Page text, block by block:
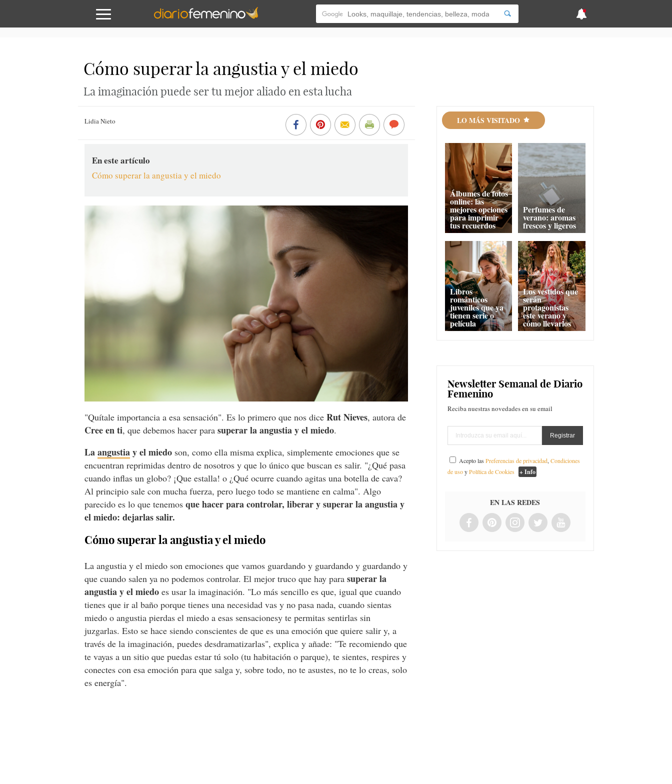
Cómo superar la angustia y el miedo
La imaginación puede ser tu mejor aliado en esta lucha
Lidia Nieto
En este artículo
Cómo superar la angustia y el miedo
"Quítale importancia a esa sensación". Es lo primero que nos diceRut Nieves, autora de
Cree en ti, que debemos hacer parasuperar la angustia y el miedo.
Laangustiay el miedo son, como ella misma explica, simplemente emociones que se
encuentran reprimidas dentro de nosotros y que lo único que buscan es salir. "¿Qué pasa
cuando inflas un globo? ¡Que estalla! o ¿Qué ocurre cuando agitas una botella de cava?
Al principio sale con mucha fuerza, pero luego todo se mantiene en calma". Algo
parecido es lo que tenemosque hacer para controlar, liberar y superar la angustia y
el miedo: dejarlas salir.
Cómo superar la angustia y el miedo
La angustia y el miedo son emociones que vamos guardando y guardando y guardando y
que cuando salen ya no podemos controlar. El mejor truco que hay parasuperar la
angustia y el miedo es usar la imaginación. "Lo más sencillo es que, igual que cuando
tienes que ir al baño porque tienes una necesidad vas y no pasa nada, cuando sientas
miedo o angustia pierdas el miedo a esas sensacionesy te permitas sentirlas sin
juzgarlas. Esto se hace siendo conscientes de que es una emoción que quiere salir y, a
través de la imaginación, puedes desdramatizarlas", explica y añade: "Te recomiendo que
te vayas a un sitio que puedas estar tú solo (tu habitación o parque), te sientes, respires y
conectes con esa emoción para que salga y, sobre todo, no te asustes, no te lo creas, solo
es energía".
LO MÁS VISITADO
Álbumes de fotos
online: las
mejores opciones
para imprimir
tus recuerdos
Perfumes de
verano: aromas
frescos y ligeros
Libros
románticos
juveniles que ya
tienen serie o
película
Los vestidos que
serán
protagonistas
este verano y
cómo llevarlos
Newsletter Semanal de Diario
Femenino
Reciba nuestras novedades en su email
Acepto lasPreferencias de privacidad,Condiciones
de usoyPolítica de Cookies + Info
EN LAS REDES